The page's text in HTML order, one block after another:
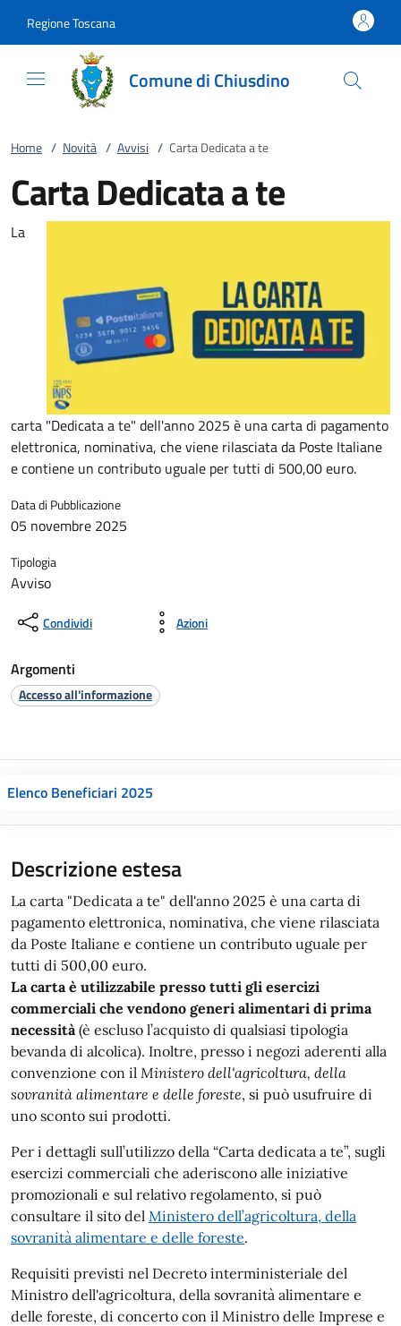
Regione Toscana
Comune di Chiusdino
Home / Novità / Avvisi / Carta Dedicata a te
Carta Dedicata a te
La
carta "Dedicata a te" dell'anno 2025 è una carta di pagamento
elettronica, nominativa, che viene rilasciata da Poste Italiane
e contiene un contributo uguale per tutti di 500,00 euro.
Data di Pubblicazione
05 novembre 2025
Tipologia
Avviso
Condividi Azioni
Argomenti
Accesso all'informazione
Elenco Beneficiari 2025
Descrizione estesa
La carta "Dedicata a te" dell'anno 2025 è una carta di
pagamento elettronica, nominativa, che viene rilasciata
da Poste Italiane e contiene un contributo uguale per
tutti di 500,00 euro.
La carta è utilizzabile presso tutti gli esercizi
commerciali che vendono generi alimentari di prima
necessità (è escluso l’acquisto di qualsiasi tipologia
bevanda di alcolica). Inoltre, presso i negozi aderenti alla
convenzione con il Ministero dell'agricoltura, della
sovranità alimentare e delle foreste, si può usufruire di
uno sconto sui prodotti.
Per i dettagli sull’utilizzo della “Carta dedicata a te”, sugli
esercizi commerciali che aderiscono alle iniziative
promozionali e sul relativo regolamento, si può
consultare il sito del Ministero dell’agricoltura, della
sovranità alimentare e delle foreste.
Requisiti previsti nel Decreto interministeriale del
Ministro dell'agricoltura, della sovranità alimentare e
delle foreste, di concerto con il Ministro delle Imprese e